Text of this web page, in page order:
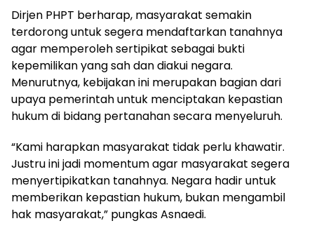
Dirjen PHPT berharap, masyarakat semakin
terdorong untuk segera mendaftarkan tanahnya
agar memperoleh sertipikat sebagai bukti
kepemilikan yang sah dan diakui negara.
Menurutnya, kebijakan ini merupakan bagian dari
upaya pemerintah untuk menciptakan kepastian
hukum di bidang pertanahan secara menyeluruh.
“Kami harapkan masyarakat tidak perlu khawatir.
Justru ini jadi momentum agar masyarakat segera
menyertipikatkan tanahnya. Negara hadir untuk
memberikan kepastian hukum, bukan mengambil
hak masyarakat,” pungkas Asnaedi.